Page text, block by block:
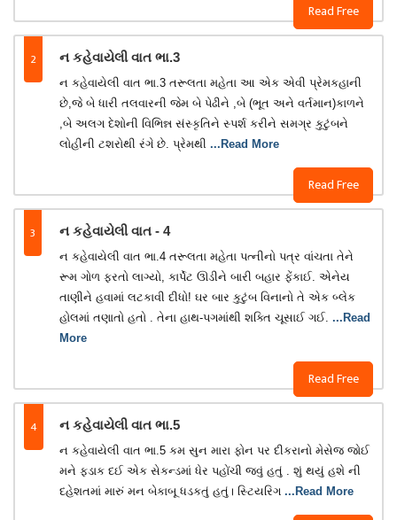
Read Free
2 ન કહેવાયેલી વાત ભા.3
Read Free
ન કહેવાયેલી વાત ભા.3 તરૂલતા મહેતા આ એક એવી પ્રેમકહાની
છે,જે બે ધારી તલવારની જેમ બે પેઢીને ,બે (ભૂત અને વર્તમાન)કાળને
,બે અલગ દેશોની વિભિન્ન સંસ્કૃતિને સ્પર્શ કરીને સમગ્ર કુટુંબને
લોહીની ટશરોથી રંગે છે. પ્રેમથી ...Read More
3 ન કહેવાયેલી વાત - 4
Read Free
ન કહેવાયેલી વાત ભા.4 તરૂલતા મહેતા પત્નીનો પત્ર વાંચતા તેને
રૂમ ગોળ ફરતો લાગ્યો, કાર્પેટ ઊડીને બારી બહાર ફેંકાઈ. એનેય
તાણીને હવામાં લટકાવી દીધો! ઘર બાર કુટુંબ વિનાનો તે એક બ્લેક
હોલમાં તણાતો હતો . તેના હાથ-પગમાંથી શક્તિ ચૂસાઈ ગઈ. ...Read
More
4 ન કહેવાયેલી વાત ભા.5
ન કહેવાયેલી વાત ભા.5 કમ સુન મારા ફોન પર દીકરાનો મેસેજ જોઈ
મને ફડાક દઈ એક સેકન્ડમાં ધેર પહોંચી જવું હતું . શું થયું હશે ની
દહેશતમાં મારું મન બેકાબૂ ધડકતું હતું। સ્ટિયરિગ ...Read More